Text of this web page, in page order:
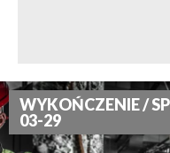
WYKOŃCZENIE /
03-29